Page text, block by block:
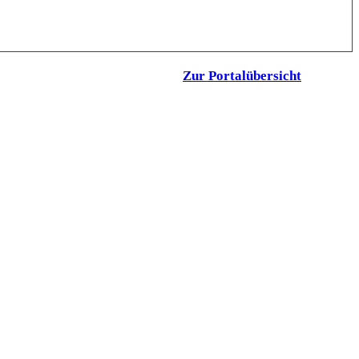
Zur Portalübersicht